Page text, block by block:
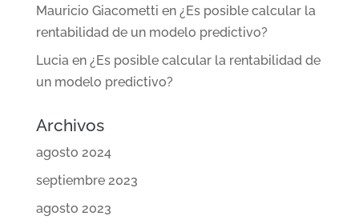
Mauricio Giacometti en ¿Es posible calcular la
rentabilidad de un modelo predictivo?
Lucia en ¿Es posible calcular la rentabilidad de
un modelo predictivo?
Archivos
agosto 2024
septiembre 2023
agosto 2023